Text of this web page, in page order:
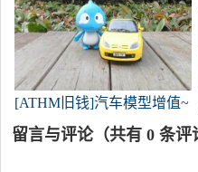
[ATHM旧钱]汽车模型增值~
~ ~米高梅
留言与评论（共有 0 条评